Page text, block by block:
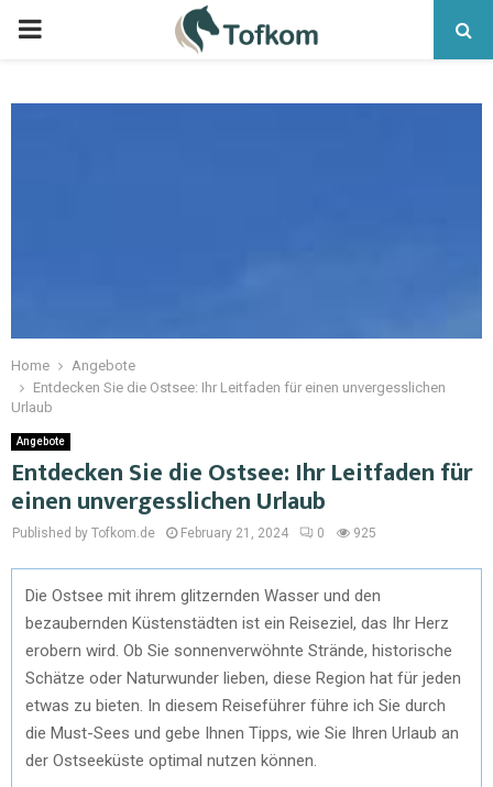
Home
Angebote
Entdecken Sie die Ostsee: Ihr Leitfaden für einen unvergesslichen
Urlaub
Angebote
Entdecken Sie die Ostsee: Ihr Leitfaden für
einen unvergesslichen Urlaub
Published by Tofkom.de February 21, 2024 0 925
Die Ostsee mit ihrem glitzernden Wasser und den
bezaubernden Küstenstädten ist ein Reiseziel, das Ihr Herz
erobern wird. Ob Sie sonnenverwöhnte Strände, historische
Schätze oder Naturwunder lieben, diese Region hat für jeden
etwas zu bieten. In diesem Reiseführer führe ich Sie durch
die Must-Sees und gebe Ihnen Tipps, wie Sie Ihren Urlaub an
der Ostseeküste optimal nutzen können.